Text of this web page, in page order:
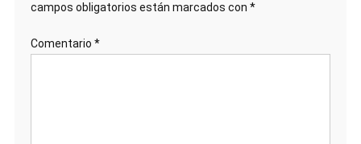
campos obligatorios están marcados con *
Comentario *